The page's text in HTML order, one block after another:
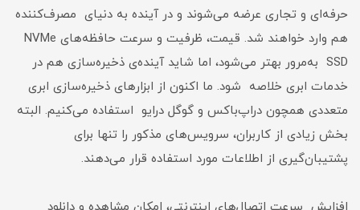
حرفه‌ای و تجاری عرضه می‌شوند و در آینده به دنیای مصرف‌کننده
هم وارد خواهند شد. قیمت، ظرفیت و سرعت حافظه‌های NVMe
SSD به‌مرور بهتر می‌شود، اما شاید آینده‌ی ذخیره‌سازی هم در
خدمات ابری خلاصه شود. ما اکنون از ابزارهای ذخیره‌سازی ابری
متعددی همچون دراپ‌باکس و گوگل درایو استفاده می‌کنیم. البته
بخش زیادی از کاربران، سرویس‌های مذکور را تنها برای
پشتیبان‌گیری از اطلاعات مورد استفاده قرار می‌دهند.